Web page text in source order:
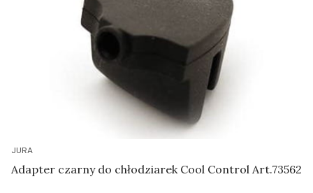
JURA
Adapter czarny do chłodziarek Cool Control Art.73562